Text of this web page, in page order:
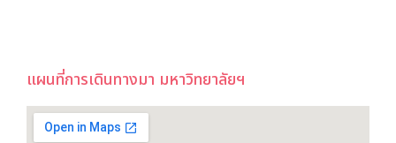
แผนที่การเดินทางมา มหาวิทยาลัยฯ